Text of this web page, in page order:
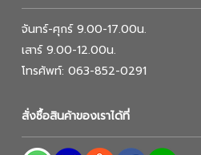
จันทร์-ศุกร์ 9.00-17.00น.
เสาร์ 9.00-12.00น.
โทรศัพท์: 063-852-0291
สั่งซื้อสินค้าของเราได้ที่